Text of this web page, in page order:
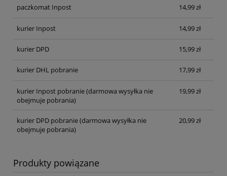
paczkomat Inpost 14,99 zł
kurier Inpost 14,99 zł
kurier DPD 15,99 zł
kurier DHL pobranie 17,99 zł
kurier Inpost pobranie(darmowa wysyłka nie
obejmuje pobrania)
19,99 zł
kurier DPD pobranie(darmowa wysyłka nie
obejmuje pobrania)
20,99 zł
Produkty powiązane